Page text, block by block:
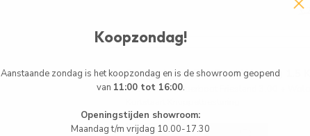
Rubberboot Set Deal Wolong 1.5
HIBO PRO Rubberboot Friesland 3.00
Koopzondag!
Aanstaande zondag is het koopzondag en is de showroom geopend
van 11:00 tot 16:00.
Openingstijden showroom:
Maandag t/m vrijdag 10.00-17.30